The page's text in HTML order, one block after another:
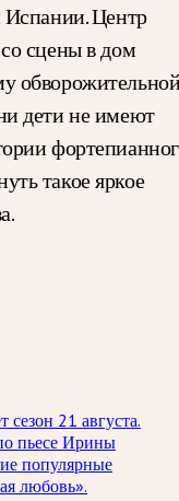
Испании. Центр
сцены в дом
дети не имеют
такое яркое
21 августа.
пьесе Ирины
популярные
любовь».